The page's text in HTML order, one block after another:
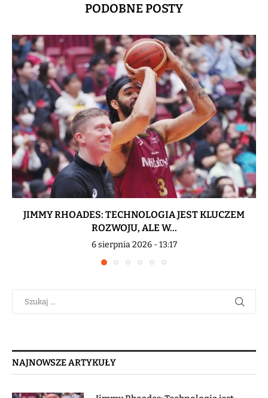
PODOBNE POSTY
JIMMY RHOADES: TECHNOLOGIA JEST KLUCZEM
ROZWOJU, ALE W...
6 sierpnia 2026 - 13:17
NAJNOWSZE ARTYKUŁY